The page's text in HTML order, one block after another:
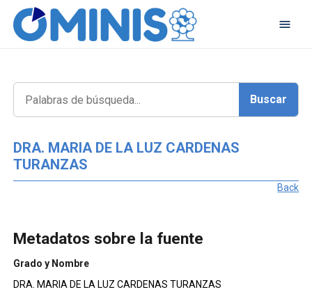
DRA. MARIA DE LA LUZ CARDENAS
TURANZAS
Back
Metadatos sobre la fuente
Grado y Nombre
DRA. MARIA DE LA LUZ CARDENAS TURANZAS